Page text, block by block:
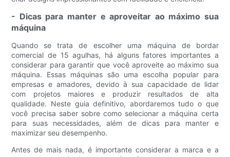
- Dicas para manter e aproveitar ao máximo sua
máquina
Quando se trata de escolher uma máquina de bordar
comercial de 15 agulhas, há alguns fatores importantes a
considerar para garantir que você aproveite ao máximo sua
máquina. Essas máquinas são uma escolha popular para
empresas e amadores, devido à sua capacidade de lidar
com projetos maiores e produzir resultados de alta
qualidade. Neste guia definitivo, abordaremos tudo o que
você precisa saber sobre como selecionar a máquina certa
para suas necessidades, além de dicas para manter e
maximizar seu desempenho.
Antes de mais nada, é importante considerar a marca e a